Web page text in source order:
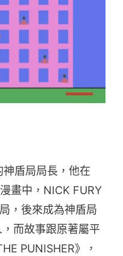
盾局局長，他在
畫中，NICK FURY
，後來成為神盾局
而故事跟原著屬平
PUNISHER》，